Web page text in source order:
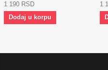
1 190 RSD
Dodaj u korpu
1